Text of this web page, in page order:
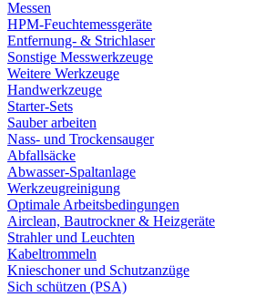
Messen
HPM-Feuchtemessgeräte
Entfernung- & Strichlaser
Sonstige Messwerkzeuge
Weitere Werkzeuge
Handwerkzeuge
Starter-Sets
Sauber arbeiten
Nass- und Trockensauger
Abfallsäcke
Abwasser-Spaltanlage
Werkzeugreinigung
Optimale Arbeitsbedingungen
Airclean, Bautrockner & Heizgeräte
Strahler und Leuchten
Kabeltrommeln
Knieschoner und Schutzanzüge
Sich schützen (PSA)